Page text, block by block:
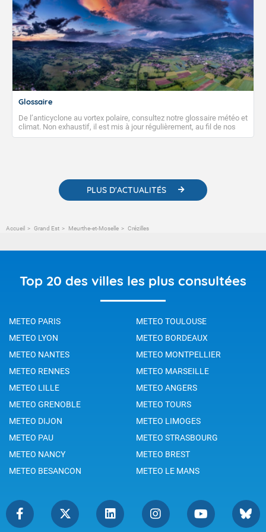
Glossaire
De l’anticyclone au vortex polaire, consultez notre glossaire météo et
climat. Non exhaustif, il est mis à jour régulièrement, au fil de nos
publications. Vous y trouverez également des liens utiles vers nos
PLUS D'ACTUALITÉS
Accueil Grand Est Meurthe-et-Moselle Crézilles
Top 20 des villes les plus consultées
METEO PARIS
METEO TOULOUSE
METEO LYON
METEO BORDEAUX
METEO NANTES
METEO MONTPELLIER
METEO RENNES
METEO MARSEILLE
METEO LILLE
METEO ANGERS
METEO GRENOBLE
METEO TOURS
METEO DIJON
METEO LIMOGES
METEO PAU
METEO STRASBOURG
METEO NANCY
METEO BREST
METEO BESANCON
METEO LE MANS